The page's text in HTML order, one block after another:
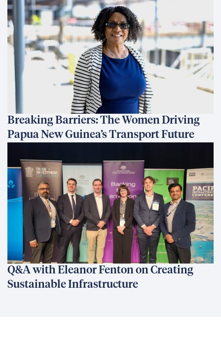
Breaking Barriers: The Women Driving
Papua New Guinea’s Transport Future
Q&A with Eleanor Fenton on Creating
Sustainable Infrastructure